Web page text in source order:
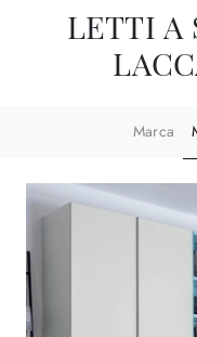
LETTI A
Marca